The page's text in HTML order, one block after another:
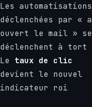
Les automatisations
déclenchées par « a
ouvert le mail » se
déclenchent à tort
Le taux de clic
devient le nouvel
indicateur roi